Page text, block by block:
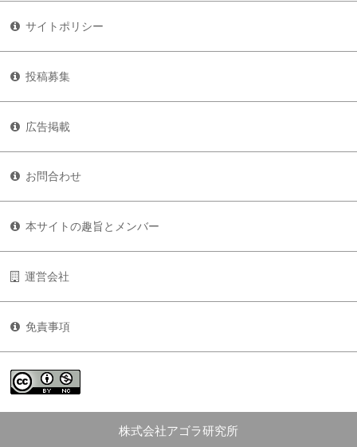
サイトポリシー
投稿募集
広告掲載
お問合わせ
本サイトの趣旨とメンバー
運営会社
免責事項
株式会社アゴラ研究所